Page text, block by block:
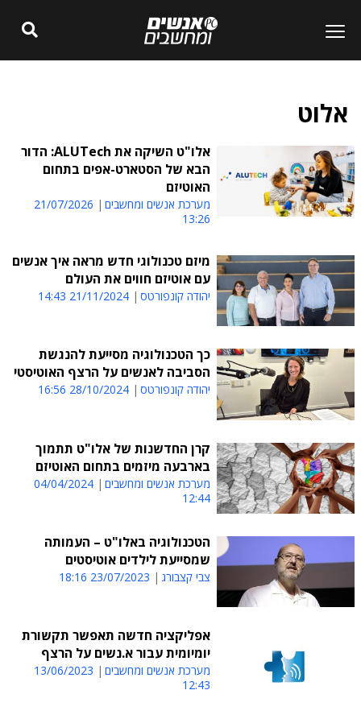
אלוט
אלו"ט השיקה את ALUTech: הדור
הבא של הסטארט-אפים בתחום
האוטיזם
מערכת אנשים ומחשבים
21/07/2026
13:26
מיזם טכנולוגי חדש מראה איך אנשים
עם אוטיזם חווים את העולם
יהודה קונפורטס 21/11/2024 14:43
כך הטכנולוגיה מסייעת להנגשת
הסביבה לאנשים על הרצף האוטיסטי
יהודה קונפורטס 28/10/2024 16:56
קרן החדשנות של אלו"ט תתמוך
בארבעה מיזמים בתחום האוטיזם
מערכת אנשים ומחשבים
04/04/2024
12:44
הטכנולוגיה באלו"ט – העמותה
שמסייעת לילדים אוטיסטים
צבי קצבורג 23/07/2023 18:16
אפליקציה חדשה תאפשר תקשורת
יומיומית עבור א.נשים על הרצף
מערכת אנשים ומחשבים
13/06/2023
12:43